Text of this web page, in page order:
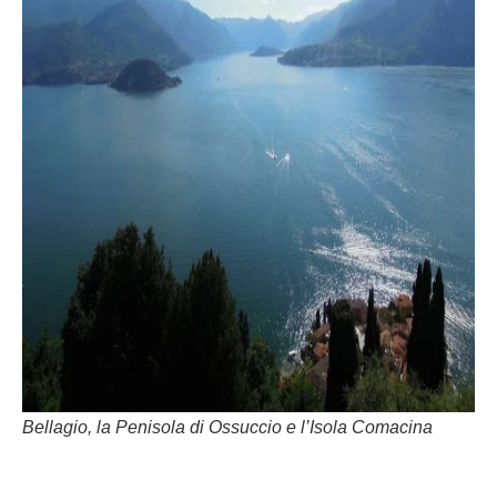
Bellagio, la Penisola di Ossuccio e l’Isola Comacina